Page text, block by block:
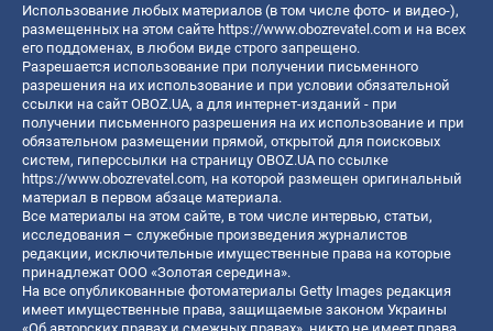
Использование любых материалов (в том числе фото- и видео-),
размещенных на этом сайте https://www.obozrevatel.com и на всех
его поддоменах, в любом виде строго запрещено.
Разрешается использование при получении письменного
разрешения на их использование и при условии обязательной
ссылки на сайт OBOZ.UA, а для интернет-изданий - при
получении письменного разрешения на их использование и при
обязательном размещении прямой, открытой для поисковых
систем, гиперссылки на страницу OBOZ.UA по ссылке
https://www.obozrevatel.com, на которой размещен оригинальный
материал в первом абзаце материала.
Все материалы на этом сайте, в том числе интервью, статьи,
исследования – служебные произведения журналистов
редакции, исключительные имущественные права на которые
принадлежат ООО «Золотая середина».
На все опубликованные фотоматериалы Getty Images редакция
имеет имущественные права, защищаемые законом Украины